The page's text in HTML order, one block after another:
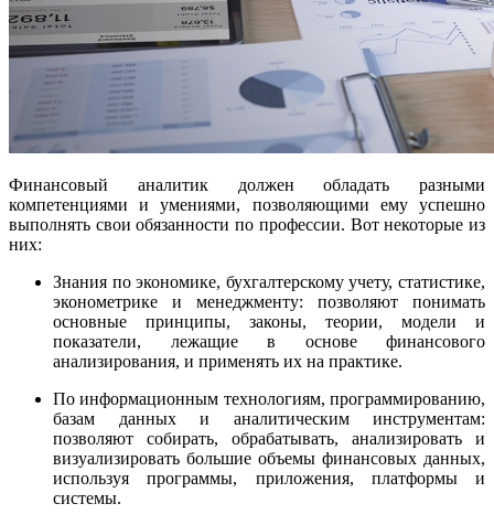
Финансовый аналитик должен обладать разными
компетенциями и умениями, позволяющими ему успешно
выполнять свои обязанности по профессии. Вот некоторые из
них:
Знания по экономике, бухгалтерскому учету, статистике,
эконометрике и менеджменту: позволяют понимать
основные принципы, законы, теории, модели и
показатели, лежащие в основе финансового
анализирования, и применять их на практике.
По информационным технологиям, программированию,
базам данных и аналитическим инструментам:
позволяют собирать, обрабатывать, анализировать и
визуализировать большие объемы финансовых данных,
используя программы, приложения, платформы и
системы.